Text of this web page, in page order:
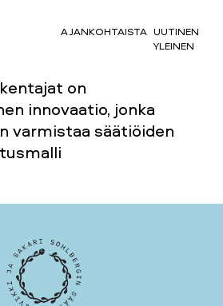
AJANKOHTAISTA UUTINEN
YLEINEN
on
innovaatio, jonka
varmistaa säätiöiden